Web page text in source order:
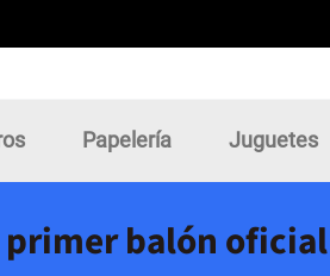
Papelería Juguetes
balón